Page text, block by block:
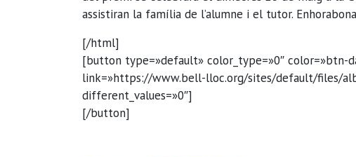
assistiran la família de l’alumne i el tutor.
[/html]
[button type=»default» color_type=»0″
link=»https://www.bell-lloc.org/sites/default/files/
different_values=»0″]
[/button]